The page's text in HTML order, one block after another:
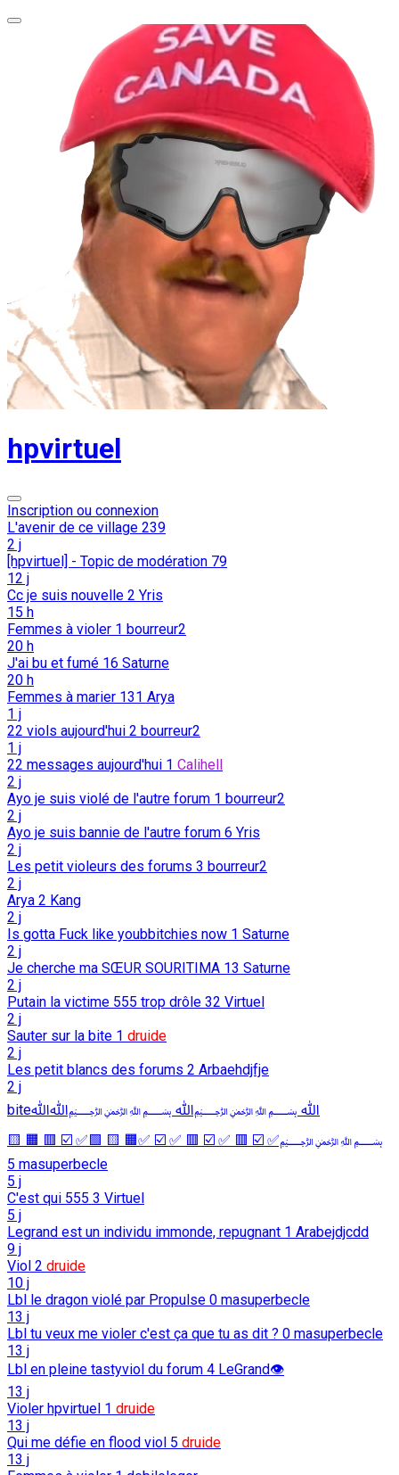
hpvirtuel
Inscription ou connexion
L'avenir de ce village 239
2 j
[hpvirtuel] - Topic de modération 79
12 j
Cc je suis nouvelle 2 Yris
15 h
Femmes à violer 1 bourreur2
20 h
J'ai bu et fumé 16 Saturne
20 h
Femmes à marier 131 Arya
1 j
22 viols aujourd'hui 2 bourreur2
1 j
22 messages aujourd'hui 1 Calihell
2 j
Ayo je suis violé de l'autre forum 1 bourreur2
2 j
Ayo je suis bannie de l'autre forum 6 Yris
2 j
Les petit violeurs des forums 3 bourreur2
2 j
Arya 2 Kang
2 j
Is gotta Fuck like youbbitchies now 1 Saturne
2 j
Je cherche ma SŒUR SOURITIMA 13 Saturne
2 j
Putain la victime 555 trop drôle 32 Virtuel
2 j
Sauter sur la bite 1 druide
2 j
Les petit blancs des forums 2 Arbaehdjfje
2 j
biteﷲ ﷽ﷲ ﷽ﷲﷲ
﷽✅ ☑️ 🟥 ✅ ☑️ 🟥 ✅ ☑️ ✅🟧 🟨 🟩✅ ☑️ 🟥 🟧 🟨
masuperbecle
5 j
C'est qui 555 3 Virtuel
5 j
Legrand est un individu immonde, repugnant 1 Arabejdjcdd
9 j
Viol 2 druide
10 j
Lbl le dragon violé par Propulse 0 masuperbecle
13 j
Lbl tu veux me violer c'est ça que tu as dit ? 0 masuperbecle
13 j
Lbl en pleine tastyviol du forum 4 LeGrand👁️
13 j
Violer hpvirtuel 1 druide
13 j
Qui me défie en flood viol 5 druide
13 j